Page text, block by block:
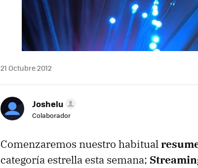
21 Octubre 2012
Joshelu
Colaborador
Comenzaremos nuestro habitual
categoría estrella esta semana;